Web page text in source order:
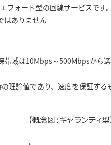
ォート型の回線サービスです。
はありません
域は10Mbps～500Mbpsから
理論値であり、速度を保証す